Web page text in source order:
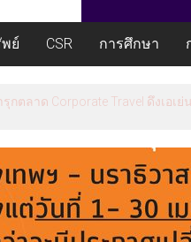
ย์ CSR การศึกษา
กตลาด Corporate Travel ดึงเอ